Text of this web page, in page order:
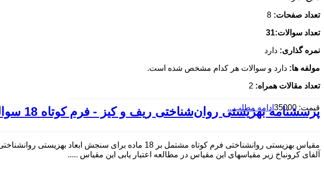
تعداد صفحات: 8
تعداد سوالات:31
نمره گذاری: دارد
مولفه ها: دارد و سوالات هر کدام مشخص شده است.
تعداد مقالات همراه: 2
قیمت: 35000 ادامه مطلب...
پرسشنامه بهزيستی روان‌شناختی ریف و کیز - فرم کوتاه 18 سوالی
مقیاس بهزیستی روانشناختی فرم کوتاه مشتمل بر 18
آلفای کرونباخ زیر مقیاسهای این مقیاس در مطالعه اعتبار یابی این مقیاس .....